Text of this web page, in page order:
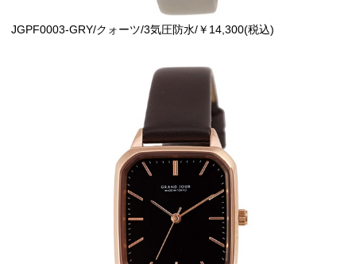
JGPF0003-GRY/クォーツ/3気圧防水/￥14,300(税込)